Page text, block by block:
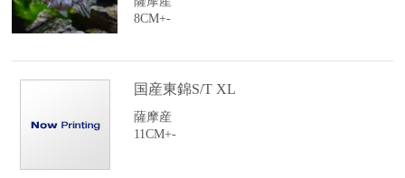
8CM+-
国産東錦S/T XL
薩摩産
11CM+-